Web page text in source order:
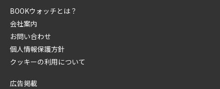
BOOKウォッチとは？
会社案内
お問い合わせ
個人情報保護方針
クッキーの利用について
広告掲載